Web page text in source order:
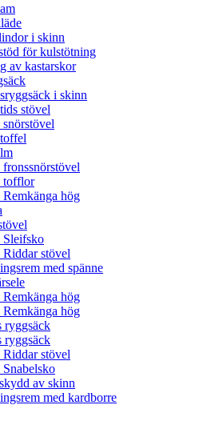
i skinn
för kulstötning
av kastarskor
i skinn
stövel
tofflor
hög
Sleifsko
stövel
med spänne
hög
hög
ryggsäck
ryggsäck
stövel
av skinn
med kardborre